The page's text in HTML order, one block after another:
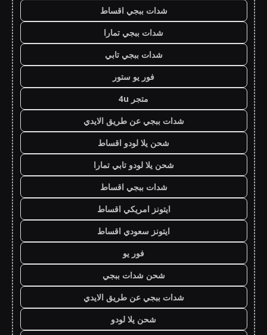
شدات ببجي اقساط
شدات ببجي تمارا
شدات ببجي تابي
فور يو ستور
متجر 4u
شدات ببجي عن طريق الايدي
شحن يلا لودو اقساط
شحن يلا لودو تابي تمارا
شدات ببجي اقساط
ايتونز امريكي اقساط
ايتونز سعودي اقساط
فور يو
شحن شدات ببجي
شدات ببجي عن طريق الايدي
شحن يلا لودو